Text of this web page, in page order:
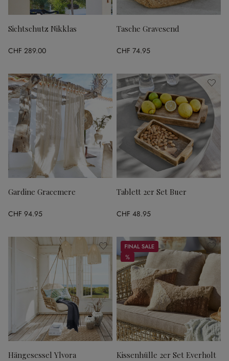
Sichtschutz Nikklas
CHF 289.00
Tasche Gravesend
CHF 74.95
Gardine Gracemere
CHF 94.95
Tablett 2er Set Buer
CHF 48.95
Hängesessel Ylvora
Sale
%
%
Kissenhülle 2er Set Everholt